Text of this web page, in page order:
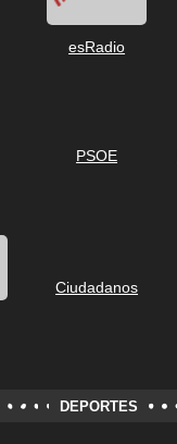
esRadio
PSOE
Ciudadanos
DEPORTES